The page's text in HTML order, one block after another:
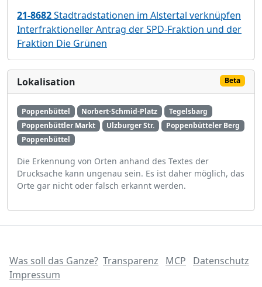
21-8682Stadtradstationen im Alstertal verknüpfen
Interfraktioneller Antrag der SPD-Fraktion und der
Fraktion Die Grünen
Lokalisation Beta
Poppenbüttel Norbert-Schmid-Platz
Tegelsbarg
Poppenbüttler Markt
Ulzburger Str.
Poppenbütteler Berg
Poppenbüttel
Die Erkennung von Orten anhand des Textes der
Drucksache kann ungenau sein. Es ist daher möglich, das
Orte gar nicht oder falsch erkannt werden.
Was soll das Ganze? Transparenz MCP
Datenschutz
Impressum